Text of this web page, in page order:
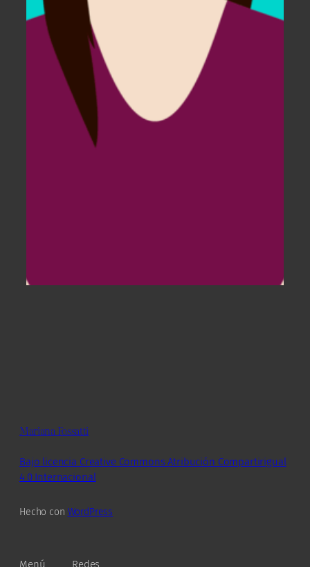
Mariana Fossatti
Bajo licencia Creative Commons Atribución Compartirigual
4.0 Internacional
Hecho con WordPress
Menú Redes